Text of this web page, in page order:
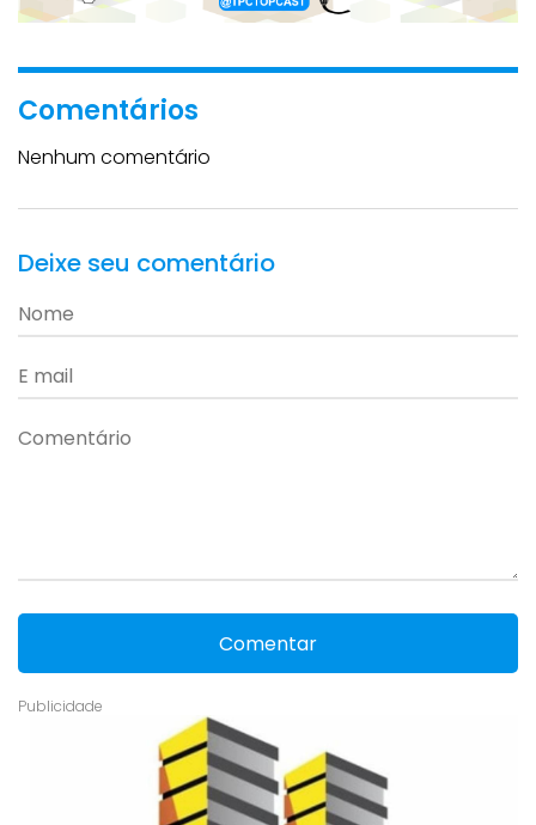
Comentários
Nenhum comentário
Deixe seu comentário
Comentar